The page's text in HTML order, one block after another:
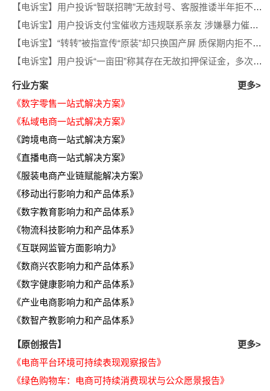
【电诉宝】用户投诉“智联招聘”无故封号、客服推诿半年拒不退费
【电诉宝】用户投诉支付宝催收方违规联系亲友 涉嫌暴力催收侵犯隐私
【电诉宝】“转转”被指宣传“原装”却只换国产屏 质保期内拒不履行售后义务
【电诉宝】用户投诉“一亩田”称其存在无故扣押保证金，多次退款遭推诿等问题
行业方案
更多>
《数字零售一站式解决方案》
《私域电商一站式解决方案》
《跨境电商一站式解决方案》
《直播电商一站式解决方案》
《服装电商产业链赋能解决方案》
《移动出行影响力和产品体系》
《数字教育影响力和产品体系》
《物流科技影响力和产品体系》
《互联网监管方面影响力》
《数商兴农影响力和产品体系》
《数字健康影响力和产品体系》
《产业电商影响力和产品体系》
《数智产教影响力和产品体系》
【原创报告】
更多>
《电商平台环境可持续表现观察报告》
《绿色购物车：电商可持续消费现状与公众愿景报告》